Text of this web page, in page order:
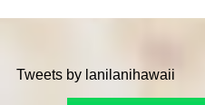
Tweets by lanilanihawaii